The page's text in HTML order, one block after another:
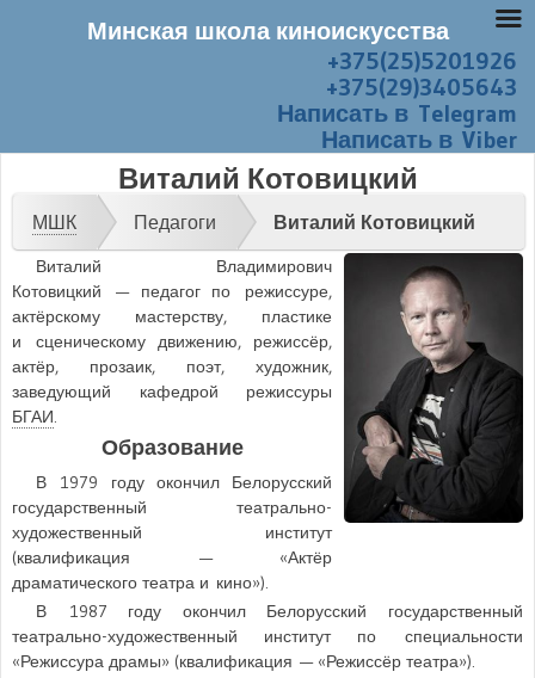
+375(25)5201926
+375(29)3405643
Написать в Telegram
Написать в Viber
Виталий Котовицкий
МШК Педагоги Виталий Котовицкий
Виталий Владимирович
Котовицкий — педагог по режиссуре,
актёрскому мастерству, пластике
и сценическому движению, режиссёр,
актёр, прозаик, поэт, художник,
заведующий кафедрой режиссуры
БГАИ.
Образование
В1979 году окончил Белорусский
государственный театрально-
художественный институт
(квалификация — «Актёр
драматического театра и кино»).
В 1987 году окончил Белорусский государственный
театрально-художественный институт по специальности
«Режиссура драмы» (квалификация — «Режиссёр театра»).
Минская школа киноискусства